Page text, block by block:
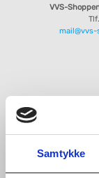
Samtykke
VVS-